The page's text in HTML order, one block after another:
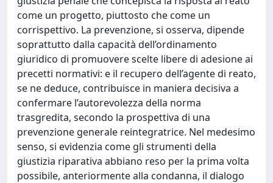
come un progetto, piuttosto che come un
corrispettivo. La prevenzione, si osserva, dipende
soprattutto dalla capacità dell’ordinamento
giuridico di promuovere scelte libere di adesione ai
precetti normativi: e il recupero dell’agente di reato,
se ne deduce, contribuisce in maniera decisiva a
confermare l’autorevolezza della norma
trasgredita, secondo la prospettiva di una
prevenzione generale reintegratrice. Nel medesimo
senso, si evidenzia come gli strumenti della
giustizia riparativa abbiano reso per la prima volta
possibile, anteriormente alla condanna, il dialogo